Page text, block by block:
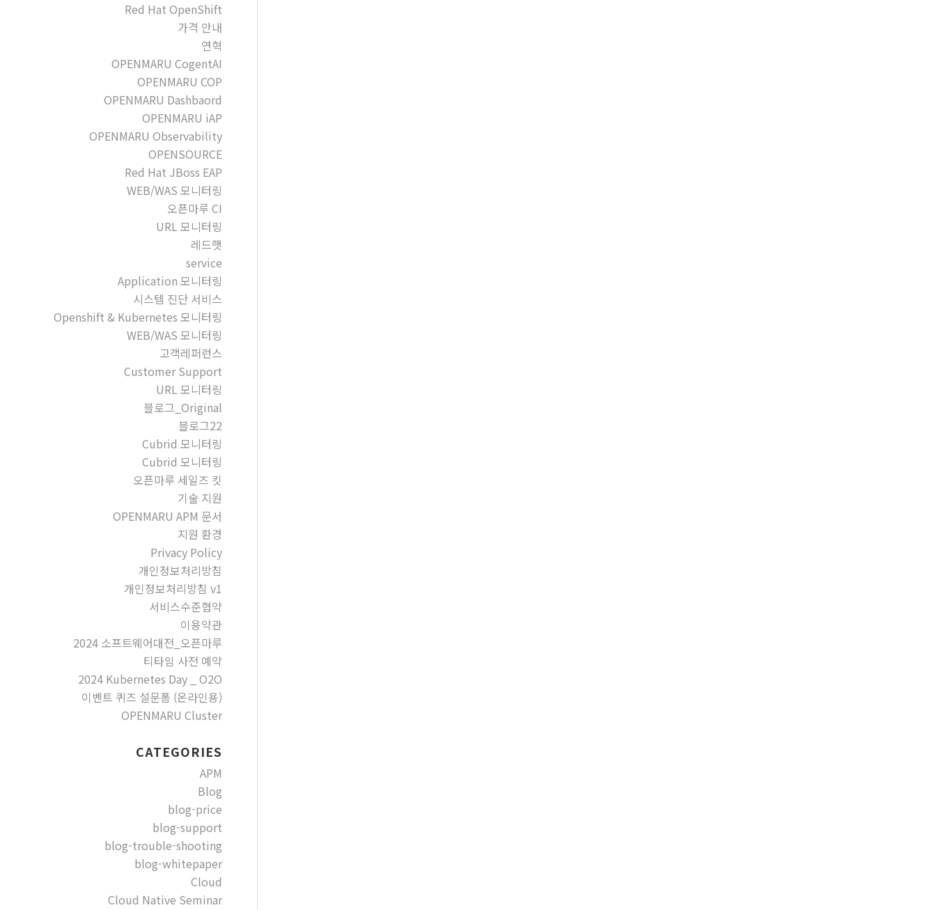
Red Hat OpenShift
가격 안내
연혁
OPENMARU CogentAI
OPENMARU COP
OPENMARU Dashbaord
OPENMARU iAP
OPENMARU Observability
OPENSOURCE
Red Hat JBoss EAP
WEB/WAS 모니터링
오픈마루 CI
URL 모니터링
레드햇
service
Application 모니터링
시스템 진단 서비스
Openshift & Kubernetes 모니터링
WEB/WAS 모니터링
고객레퍼런스
Customer Support
URL 모니터링
블로그_Original
블로그22
Cubrid 모니터링
Cubrid 모니터링
오픈마루 세일즈 킷
기술 지원
OPENMARU APM 문서
지원 환경
Privacy Policy
개인정보처리방침
개인정보처리방침 v1
서비스수준협약
이용약관
2024 소프트웨어대전_오픈마루
티타임 사전 예약
2024 Kubernetes Day _ O2O
이벤트 퀴즈 설문폼 (온라인용)
OPENMARU Cluster
CATEGORIES
APM
Blog
blog-price
blog-support
blog-trouble-shooting
blog-whitepaper
Cloud
Cloud Native Seminar